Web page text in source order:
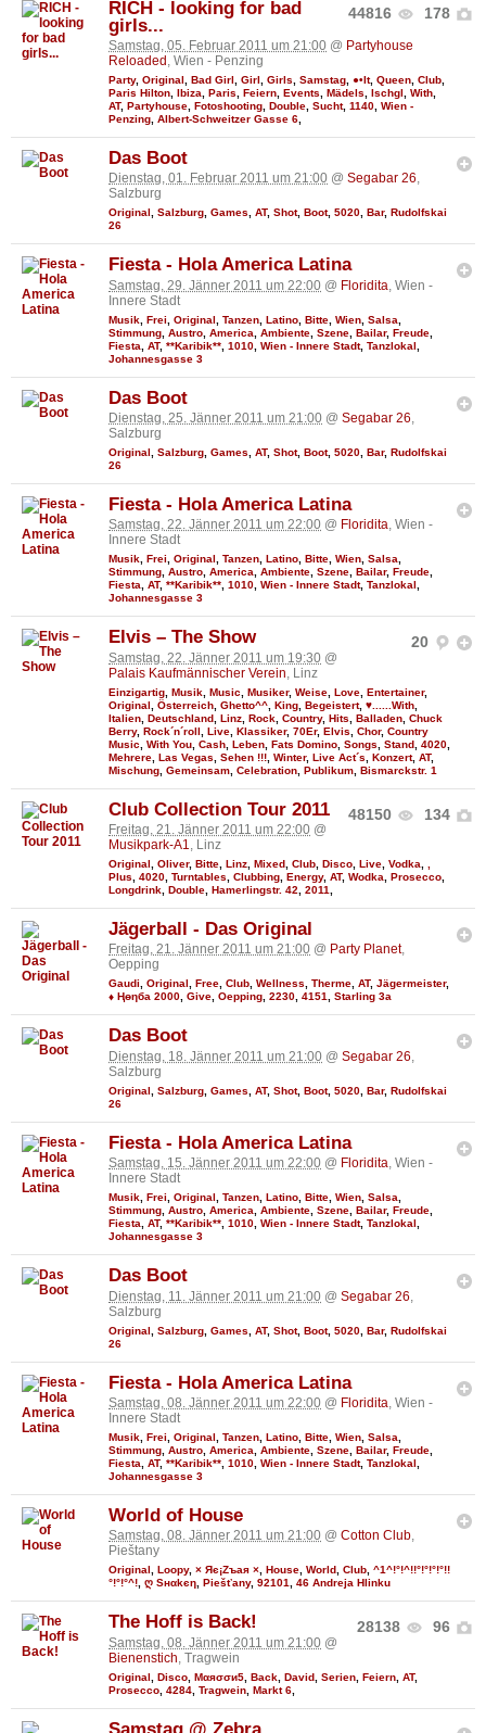
44816 178
RICH - looking for bad
girls...
Samstag, 05. Februar 2011 um 21:00 @ Partyhouse
Reloaded , Wien - Penzing
Party, Original Bad Girl Girl Girls Samstag ●•It, Queen Club
Paris Hilton Ibiza Paris Feiern Events Mädels Ischgl With
AT, Partyhouse Fotoshooting Double Sucht, 1140 Wien -
Penzing Albert-Schweitzer Gasse 6
Das Boot
Dienstag, 01. Februar 2011 um 21:00 @ Segabar 26,
Salzburg
Original, Salzburg, Games, AT, Shot, Boot, 5020, Bar, Rudolfskai
26
Fiesta - Hola America Latina
Samstag, 29. Jänner 2011 um 22:00 @ Floridita , Wien -
Innere Stadt
Musik Frei Original Tanzen Latino Bitte Wien Salsa
Stimmung Austro America Ambiente Szene Bailar, Freude
Fiesta
AT, **Karibik** 1010 Wien - Innere Stadt, Tanzlokal
Johannesgasse 3
Das Boot
Dienstag, 25. Jänner 2011 um 21:00 @ Segabar 26,
Salzburg
Original Salzburg Games AT, Shot, Boot, 5020 Bar, Rudolfskai
26
Fiesta - Hola America Latina
Samstag, 22. Jänner 2011 um 22:00 @ Floridita, Wien -
Innere Stadt
Musik, Frei, Original , Tanzen, Latino, Bitte, Wien, Salsa,
Stimmung, Austro, America, Ambiente, Szene, Bailar, Freude,
Fiesta, AT, **Karibik**, 1010, Wien - Innere Stadt, Tanzlokal ,
Johannesgasse 3
20
Elvis – The Show
Samstag, 22. Jänner 2011 um 19:30 @
Palais Kaufmännischer Verein , Linz
Einzigartig Musik Music Musiker, Weise Love Entertainer,
Original
Österreich Ghetto^^ King Begeistert, ♥......With
Italien Deutschland Linz Rock Country, Hits Balladen Chuck
Berry, Rock´n´roll Live Klassiker, 70Er, Elvis Chor, Country
Music
With You Cash Leben Fats Domino Songs Stand 4020
Mehrere Las Vegas Sehen !!! Winter, Live Act´s Konzert, AT,
Mischung Gemeinsam Celebration Publikum Bismarckstr. 1
48150 134
Club Collection Tour 2011
Freitag, 21. Jänner 2011 um 22:00 @
Musikpark-A1, Linz
Original Oliver, Bitte Linz Mixed Club Disco Live Vodka
Plus
4020 Turntables Clubbing Energy, AT, Wodka Prosecco
Longdrink Double Hamerlingstr. 42 2011
Jägerball - Das Original
Freitag, 21. Jänner 2011 um 21:00 @ Party Planet,
Oepping
Gaudi, Original , Free, Club, Wellness, Therme, AT, Jägermeister,
♦ Ңөηба 2000, Give, Oepping, 2230, 4151, Starling 3a
Das Boot
Dienstag, 18. Jänner 2011 um 21:00 @ Segabar 26,
Salzburg
Original Salzburg Games AT, Shot, Boot, 5020 Bar, Rudolfskai
26
Fiesta - Hola America Latina
Samstag, 15. Jänner 2011 um 22:00 @ Floridita, Wien -
Innere Stadt
Musik, Frei, Original, Tanzen, Latino, Bitte, Wien, Salsa,
Stimmung, Austro, America, Ambiente, Szene, Bailar, Freude,
Fiesta, AT, **Karibik**, 1010, Wien - Innere Stadt, Tanzlokal,
Johannesgasse 3
Das Boot
Dienstag, 11. Jänner 2011 um 21:00 @ Segabar 26
Salzburg
Original Salzburg Games AT, Shot, Boot, 5020 Bar, Rudolfskai
26
Fiesta - Hola America Latina
Samstag, 08. Jänner 2011 um 22:00 @ Floridita, Wien -
Innere Stadt
Musik Frei Original Tanzen Latino Bitte Wien Salsa
Stimmung Austro America Ambiente Szene Bailar, Freude
Fiesta
AT, **Karibik** 1010 Wien - Innere Stadt, Tanzlokal
Johannesgasse 3
World of House
Samstag, 08. Jänner 2011 um 21:00 @ Cotton Club,
Pieštany
Original, Loopy, × Яє¡Zъaя ×, House, World, Club, ^1^!°!^!!°!°!°!°!!
°!°!°^!, ღ Sнαkєη, Piešťany, 92101, 46 Andreja Hlinku
28138 96
The Hoff is Back!
Samstag, 08. Jänner 2011 um 21:00 @
Bienenstich , Tragwein
Original Disco Мαяσσи5 Back David Serien Feiern AT,
Prosecco 4284 Tragwein Markt 6
Samstag @ Zebra